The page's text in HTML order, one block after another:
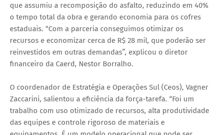
que assumiu a recomposição do asfalto, reduzindo em 40%
o tempo total da obra e gerando economia para os cofres
estaduais. “Com a parceria conseguimos otimizar os
recursos e economizar cerca de R$ 28 mil, que poderão ser
reinvestidos em outras demandas”, explicou o diretor
financeiro da Caerd, Nestor Borralho.
O coordenador de Estratégia e Operações Sul (Ceos), Vagner
Zaccarini, salientou a eficiência da força-tarefa. “Foi um
trabalho com uso otimizado de recursos, alta produtividade
das equipes e controle rigoroso de materiais e